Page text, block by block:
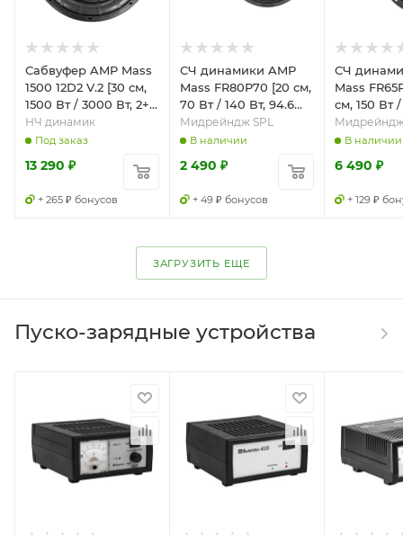
Сабвуфер AMP Mass
1500 12D2 V.2 [30 см,
1500 Вт / 3000 Вт, 2+2
Ом, Fs - 32 Гц]
НЧ динамик
Под заказ
13 290 ₽
+ 265 ₽ бонусов
СЧ динамики AMP
Mass FR80P70 [20 см,
70 Вт / 140 Вт, 94.6
дБ]
Мидрейндж SPL
В наличии
2 490 ₽
+ 49 ₽ бонусов
СЧ
Mass
см, 150 Вт
дБ]
Мидрейндж
В наличии
6 490 ₽
+ 129 ₽
ЗАГРУЗИТЬ ЕЩЕ
Пуско-зарядные устройства